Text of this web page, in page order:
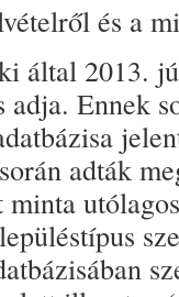
és a
által 2013.
Ennek
adták